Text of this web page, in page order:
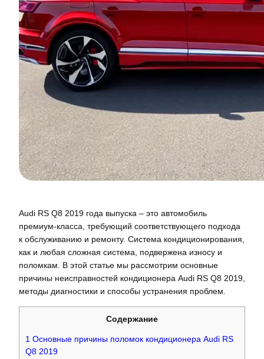
Audi RS Q8 2019 года выпуска – это автомобиль
премиум-класса, требующий соответствующего подхода
к обслуживанию и ремонту. Система кондиционирования,
как и любая сложная система, подвержена износу и
поломкам. В этой статье мы рассмотрим основные
причины неисправностей кондиционера Audi RS Q8 2019,
методы диагностики и способы устранения проблем.
Содержание
1 Основные причины поломок кондиционера Audi RS
Q8 2019